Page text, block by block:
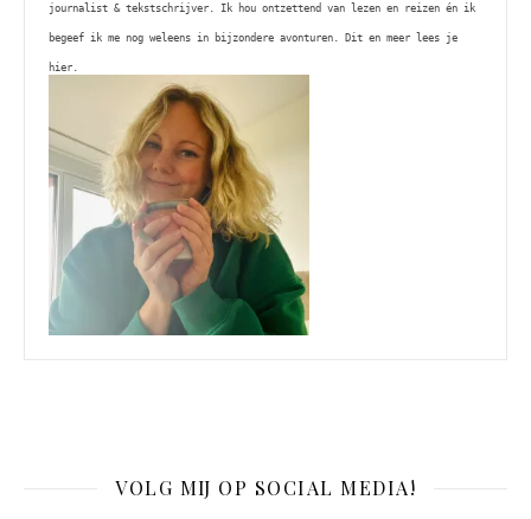
journalist & tekstschrijver. Ik hou ontzettend van lezen en reizen én ik
begeef ik me nog weleens in bijzondere avonturen. Dit en meer lees je
hier.
VOLG MIJ OP SOCIAL MEDIA!